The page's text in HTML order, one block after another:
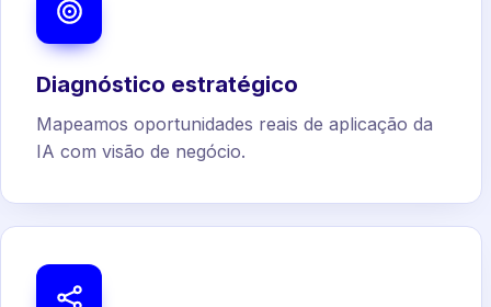
Diagnóstico estratégico
Mapeamos oportunidades reais de aplicação da
IA com visão de negócio.